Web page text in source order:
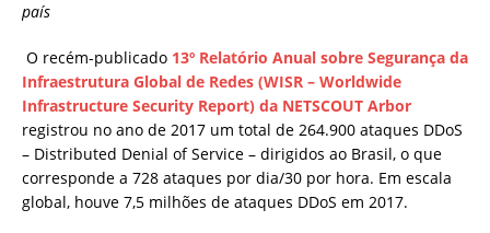
país
O recém-publicado 13º Relatório Anual sobre Segurança da
Infraestrutura Global de Redes (WISR – Worldwide
Infrastructure Security Report) da NETSCOUT Arbor
registrou no ano de 2017 um total de 264.900 ataques DDoS
– Distributed Denial of Service – dirigidos ao Brasil, o que
corresponde a 728 ataques por dia/30 por hora. Em escala
global, houve 7,5 milhões de ataques DDoS em 2017.